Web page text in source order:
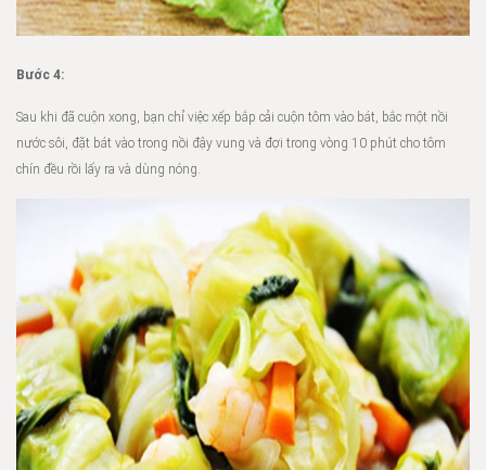
Bước 4:
Sau khi đã cuộn xong, bạn chỉ việc xếp bắp cải cuộn tôm vào bát, bắc một nồi
nước sôi, đặt bát vào trong nồi đậy vung và đợi trong vòng 10 phút cho tôm
chín đều rồi lấy ra và dùng nóng.